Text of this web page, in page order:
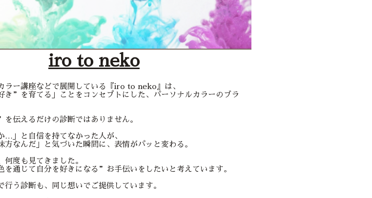
iro to neko
ラー講座などで展開している『iro to neko』は、
き”を育てる」ことをコンセプトにした、パーソナルカラーのブラ
伝えるだけの診断ではありません。
…」と自信を持てなかった人が、
方なんだ」と気づいた瞬間に、表情がパッと変わる。
何度も見てきました。
を通じて自分を好きになる”お手伝いをしたいと考えています。
行う診断も、同じ想いでご提供しています。